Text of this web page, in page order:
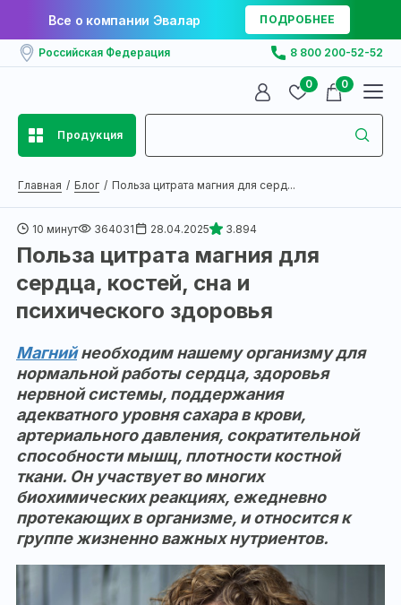
Все о компании Эвалар ПОДРОБНЕЕ
Российская Федерация 8 800 200-52-52
0 0
Продукция
Главная Блог Польза цитрата магния для серд...
10 минут 364031 28.04.2025 3.894
Польза цитрата магния для
сердца, костей, сна и
психического здоровья
Магнийнеобходим нашему организму для
нормальной работы сердца, здоровья
нервной системы, поддержания
адекватного уровня сахара в крови,
артериального давления, сократительной
способности мышц, плотности костной
ткани. Он участвует во многих
биохимических реакциях, ежедневно
протекающих в организме, и относится к
группе жизненно важных нутриентов.